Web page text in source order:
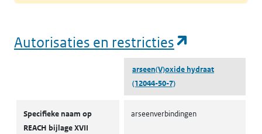
Autorisaties en restricties
arseen(V)oxide hydraat
(12044-50-7)
Specifieke naam op
REACH bijlage XVII
arseenverbindingen